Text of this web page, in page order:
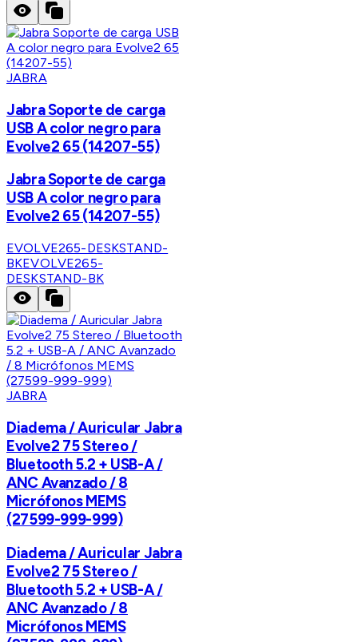
JABRA
Jabra Soporte de carga
USB A color negro para
Evolve2 65 (14207-55)
Jabra Soporte de carga
USB A color negro para
Evolve2 65 (14207-55)
EVOLVE265-DESKSTAND-
BKEVOLVE265-
DESKSTAND-BK
JABRA
Diadema / Auricular Jabra
Evolve2 75 Stereo /
Bluetooth 5.2 + USB-A /
ANC Avanzado / 8
Micrófonos MEMS
(27599-999-999)
Diadema / Auricular Jabra
Evolve2 75 Stereo /
Bluetooth 5.2 + USB-A /
ANC Avanzado / 8
Micrófonos MEMS